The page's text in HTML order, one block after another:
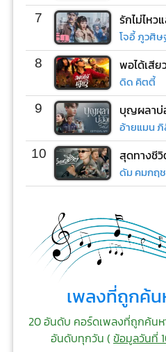
7 รักไม่ไหว
โจอี้ ภูวศิ
8 พอได้เสีย
ดิด คิตตี้
9 บุญผลาบ่
อ้ายแมน
10 สุดทางชี
ดัม คมกฤช
เพลงที่ถูกค้
20 อันดับ คอร์ดเพลงที่ถูกค้นห
อันดับทุกวัน (ข้อมูลวันที่